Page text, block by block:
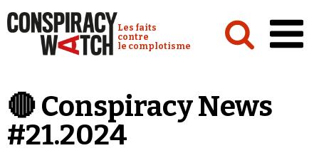
Conspiracy Watch :
Les faits
contre
le complotisme
Analyses
Conspipédia
🔴 Conspiracy News
#21.2024